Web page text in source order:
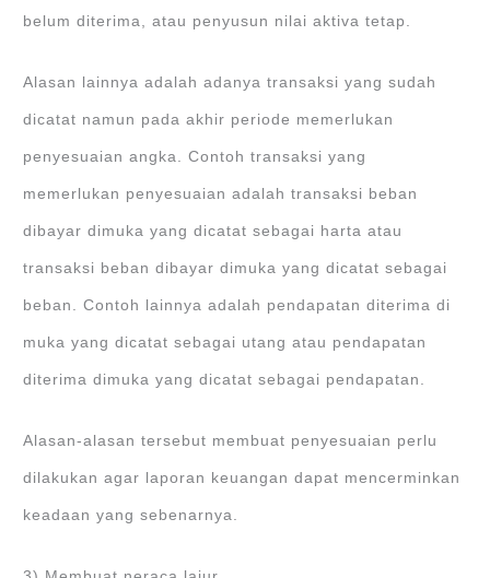
belum diterima, atau penyusun nilai aktiva tetap.
Alasan lainnya adalah adanya transaksi yang sudah
dicatat namun pada akhir periode memerlukan
penyesuaian angka. Contoh transaksi yang
memerlukan penyesuaian adalah transaksi beban
dibayar dimuka yang dicatat sebagai harta atau
transaksi beban dibayar dimuka yang dicatat sebagai
beban. Contoh lainnya adalah pendapatan diterima di
muka yang dicatat sebagai utang atau pendapatan
diterima dimuka yang dicatat sebagai pendapatan.
Alasan-alasan tersebut membuat penyesuaian perlu
dilakukan agar laporan keuangan dapat mencerminkan
keadaan yang sebenarnya.